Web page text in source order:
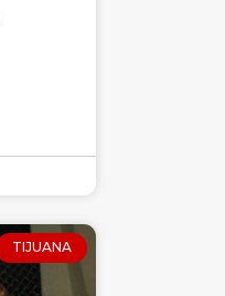
TIJUANA